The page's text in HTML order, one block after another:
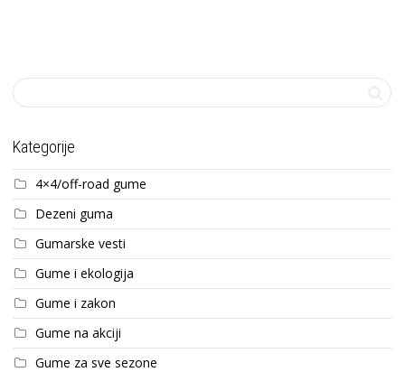
Kategorije
4×4/off-road gume
Dezeni guma
Gumarske vesti
Gume i ekologija
Gume i zakon
Gume na akciji
Gume za sve sezone